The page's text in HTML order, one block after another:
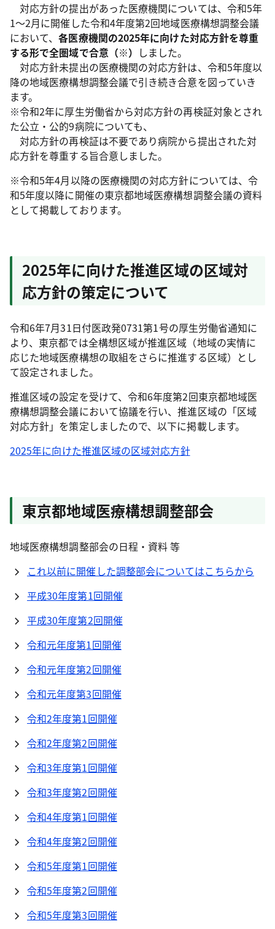
対応方針の提出があった医療機関については、令和5年
1～2月に開催した令和4年度第2回地域医療構想調整会議
において、各医療機関の2025年に向けた対応方針を尊重
する形で全圏域で合意（※） しました。
対応方針未提出の医療機関の対応方針は、令和5年度以
降の地域医療構想調整会議で引き続き合意を図っていき
ます。
※令和2年に厚生労働省から対応方針の再検証対象とされ
た公立・公的9病院についても、
対応方針の再検証は不要であり病院から提出された対
応方針を尊重する旨合意しました。
※令和5年4月以降の医療機関の対応方針については、令
和5年度以降に開催の東京都地域医療構想調整会議の資料
として掲載しております。
2025年に向けた推進区域の区域対
応方針の策定について
令和6年7月31日付医政発0731第1号の厚生労働省通知に
より、東京都では全構想区域が推進区域（地域の実情に
応じた地域医療構想の取組をさらに推進する区域）とし
て設定されました。
推進区域の設定を受けて、令和6年度第2回東京都地域医
療構想調整会議において協議を行い、推進区域の「区域
対応方針」を策定しましたので、以下に掲載します。
2025年に向けた推進区域の区域対応方針
東京都地域医療構想調整部会
地域医療構想調整部会の日程・資料 等
これ以前に開催した調整部会についてはこちらから
平成30年度第1回開催
平成30年度第2回開催
令和元年度第1回開催
令和元年度第2回開催
令和元年度第3回開催
令和2年度第1回開催
令和2年度第2回開催
令和3年度第1回開催
令和3年度第2回開催
令和4年度第1回開催
令和4年度第2回開催
令和5年度第1回開催
令和5年度第2回開催
令和5年度第3回開催